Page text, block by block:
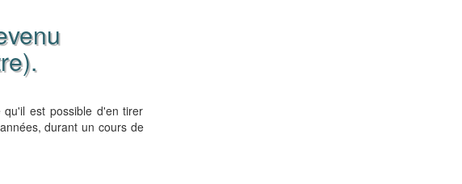
est possible d'en tirer
durant un cours de